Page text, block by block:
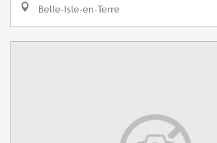
Belle-Isle-en-Terre